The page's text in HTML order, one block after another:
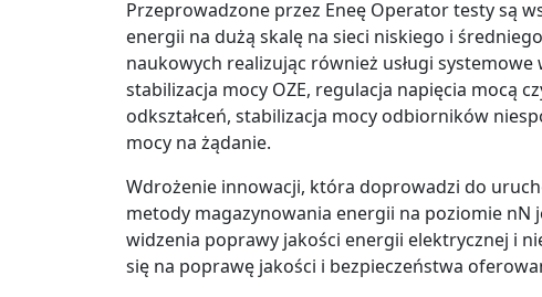
Przeprowadzone przez Eneę Operator testy są
energii na dużą skalę na sieci niskiego i
naukowych realizując również usługi
stabilizacja mocy OZE, regulacja napięcia mocą
odkształceń, stabilizacja mocy odbiorników
mocy na żądanie.
Wdrożenie innowacji, która doprowadzi do
metody magazynowania energii na poziomie nN
widzenia poprawy jakości energii elektrycznej i
się na poprawę jakości i bezpieczeństwa